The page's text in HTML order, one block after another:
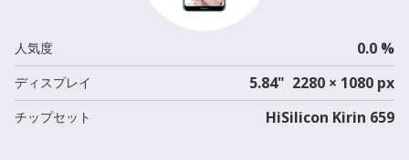
人気度 0.0 %
ディスプレイ 5.84" 2280 × 1080 px
チップセット HiSilicon Kirin 659